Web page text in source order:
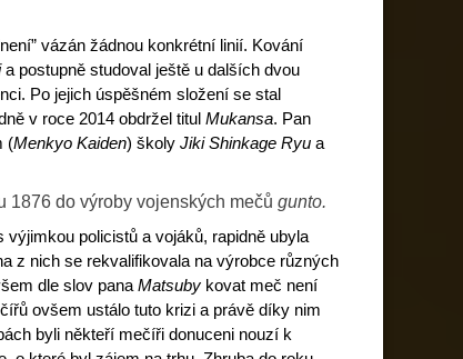
vázán žádnou konkrétní linií. Kování
a postupně studoval ještě u dalších dvou
Po jejich úspěšném složení se stal
v roce 2014 obdržel titul Mukansa. Pan
(Menkyo Kaiden) školy Jiki Shinkage Ryu a
1876 do výroby vojenských mečů gunto.
policistů a vojáků, rapidně ubyla
z nich se rekvalifikovala na výrobce různých
dle slov pana Matsuby kovat meč není
ovšem ustálo tuto krizi a právě díky nim
byli někteří mečíři donuceni nouzí k